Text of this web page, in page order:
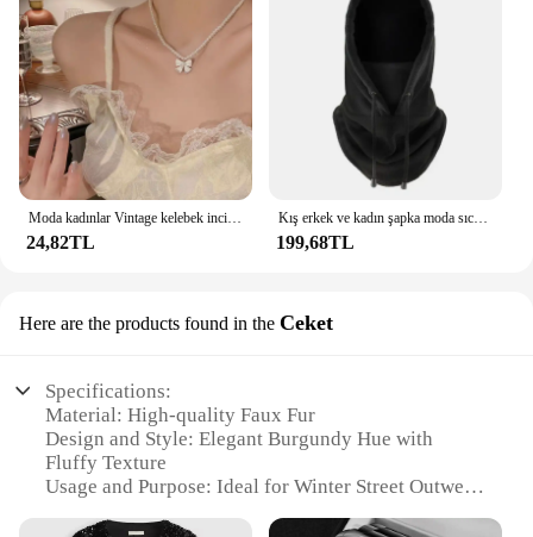
Moda kadınlar Vintage kelebek inci kolye kadın kolye yaka zincir Neckchain parti aksesuarları
24,82TL
Kış erkek ve kadın şapka moda sıcak şapka su geçirmez sıcak yün Balaclava şapka kapşonlu boyun sıcak yürüyüş eşarp
199,68TL
Here are the products found in the Ceket
Specifications:
Material: High-quality Faux Fur
Design and Style: Elegant Burgundy Hue with
Fluffy Texture
Usage and Purpose: Ideal for Winter Street Outwear